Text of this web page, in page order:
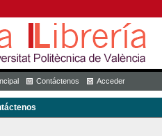
Contáctenos Acceder